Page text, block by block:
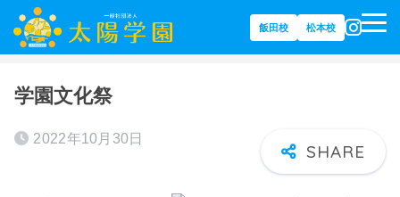
飯田校 松本校
ホーム 活動ブログ
学園文化祭
2022年10月30日